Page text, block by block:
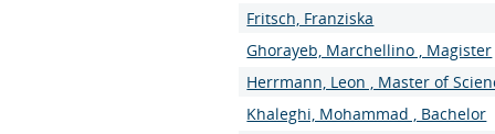
Fritsch, Franziska
Ghorayeb, Marchellino , Magister
Herrmann, Leon , Master of
Khaleghi, Mohammad , Bachelor